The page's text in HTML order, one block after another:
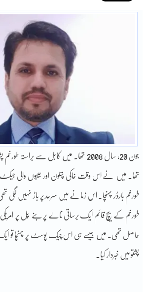
جون 20، سال 2008 تھا۔ میں کابل سے
تھا۔ میں نے اس وقت خاکی پتلون اور جیبوں والی جیکٹ
طورخم بارڈر پہنچا۔ اس زمانے میں سرحد پر باڑ نہیں لگی
طورخم کے بیچ قائم ایک برساتی نالے پر بنے پُل پر
حاصل تھی۔ میں جیسے ہی اس چیک پوسٹ پر پہنچا تو
پشتو میں خبردار کیا۔